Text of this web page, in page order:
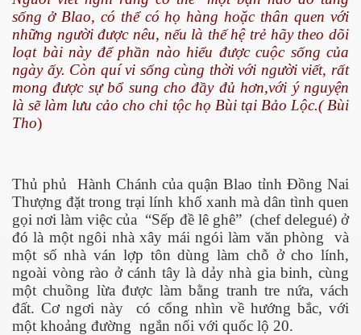
sống ở Blao, có thể có họ hàng hoặc thân quen với
những người được nêu, nếu là thế hệ trẻ hãy theo dõi
loạt bài này để phần nào hiểu được cuộc sống của
ngày ấy. Còn quí vi sống cùng thời với người viết, rất
mong được sự bổ sung cho đầy đủ hơn,với ý nguyện
là sẽ làm lưu cảo cho chi tộc họ Bùi tại Bảo Lộc.( Bùi
Tho)
Thủ phủ Hành Chánh của quận Blao tỉnh Đồng Nai
Thượng đặt trong trại lính khố xanh mà dân tình quen
gọi nơi làm việc của “Sếp đề lê ghê” (chef delegué) ở
đó là một ngôi nhà xây mái ngói làm văn phòng và
một số nhà ván lợp tôn dùng làm chỗ ở cho lính,
ngoài vòng rào ở cánh tây là dảy nhà gia binh, cùng
một chuồng lừa được làm bằng tranh tre nứa, vách
đất. Cơ ngơi này có cổng nhìn về hướng bắc, với
một khoảng đường ngắn nối với quốc lộ 20.
Bộ xưa
2015